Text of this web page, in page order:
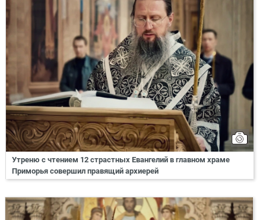
Утреню с чтением 12 страстных Евангелий в главном храме
Приморья совершил правящий архиерей